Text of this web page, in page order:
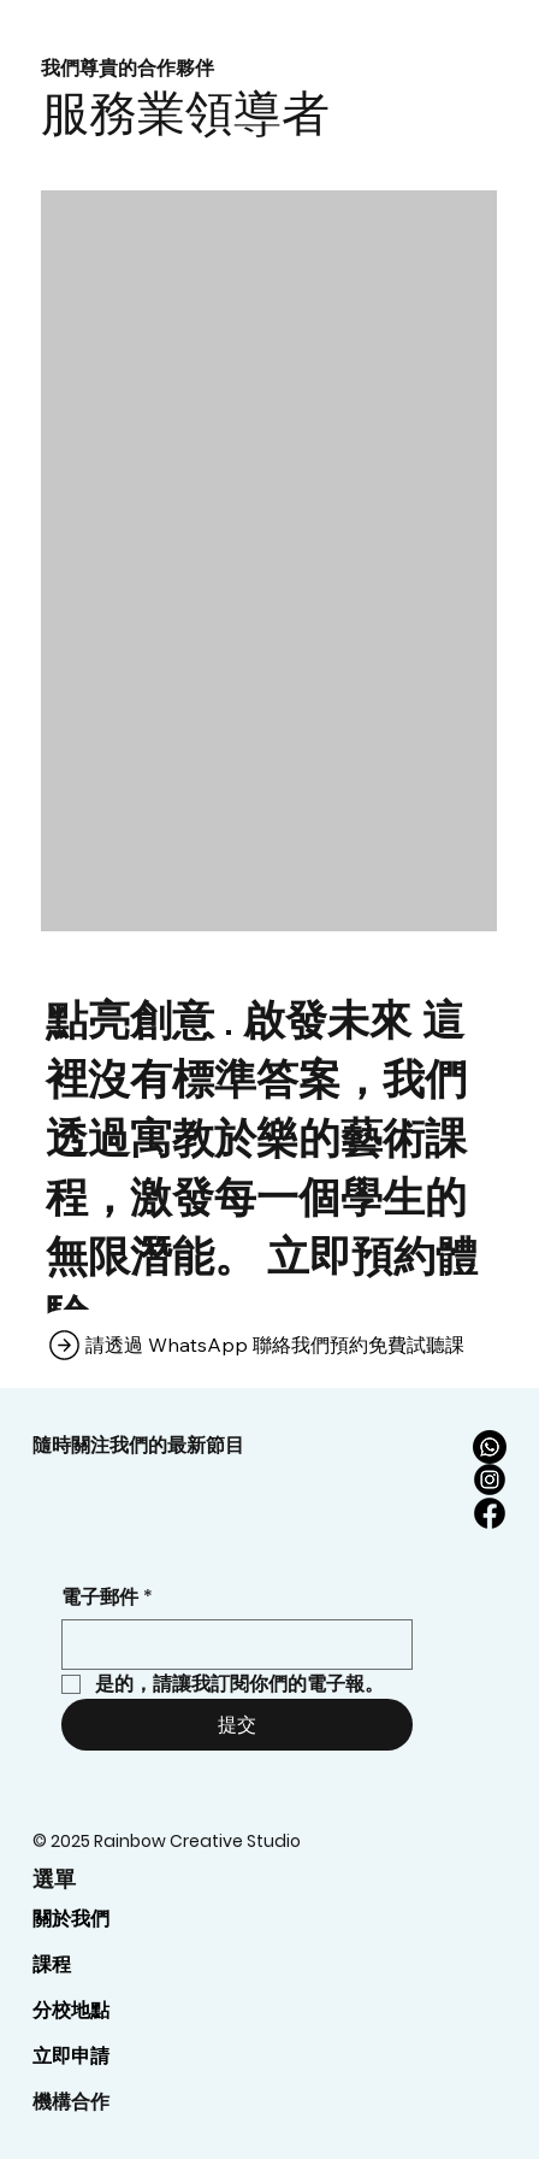
我們尊貴的合作夥伴
服務業領導者
點亮創意 . 啟發未來 這
裡沒有標準答案，我們
透過寓教於樂的藝術課
程，激發每一個學生的
無限潛能。 立即預約體
驗請透過 WhatsApp 聯絡我們預約免費試聽課
隨時關注我們的最新節目
電子郵件*
是的，請讓我訂閱你們的電子報。
提交
選單
關於我們
課程
分校地點
立即申請
機構合作
© 2025 Rainbow Creative Studio